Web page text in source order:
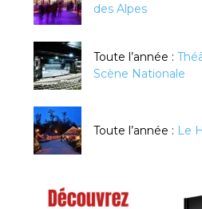
des Alpes
Toute l’année :
Scène Nationale
Toute l’année : Le